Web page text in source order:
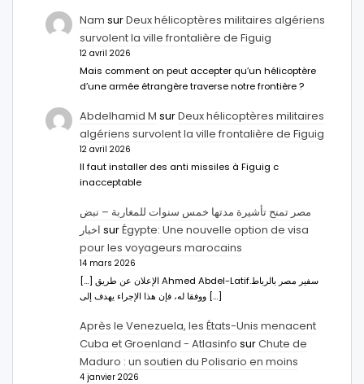
Nam surDeux hélicoptères militaires algériens
survolent la ville frontalière de Figuig
12 avril 2026
Mais comment on peut accepter qu’un hélicoptère
d’une armée étrangère traverse notre frontière ?
Abdelhamid M surDeux hélicoptères militaires
algériens survolent la ville frontalière de Figuig
12 avril 2026
Il faut installer des anti missiles à Figuig c
inacceptable
مصر تمنح تأشيرة مدتها خمس سنوات للمغاربة – نبض
اخبار surÉgypte: Une nouvelle option de visa
pour les voyageurs marocains
14 mars 2026
[…] الإعلان عن طريق Ahmed Abdel-Latifسفير مصر بالرباط.
ووفقا له، فإن هذا الإجراء يهدف إلى […]
Après le Venezuela, les États-Unis menacent
Cuba et Groenland - Atlasinfo surChute de
Maduro : un soutien du Polisario en moins
4 janvier 2026